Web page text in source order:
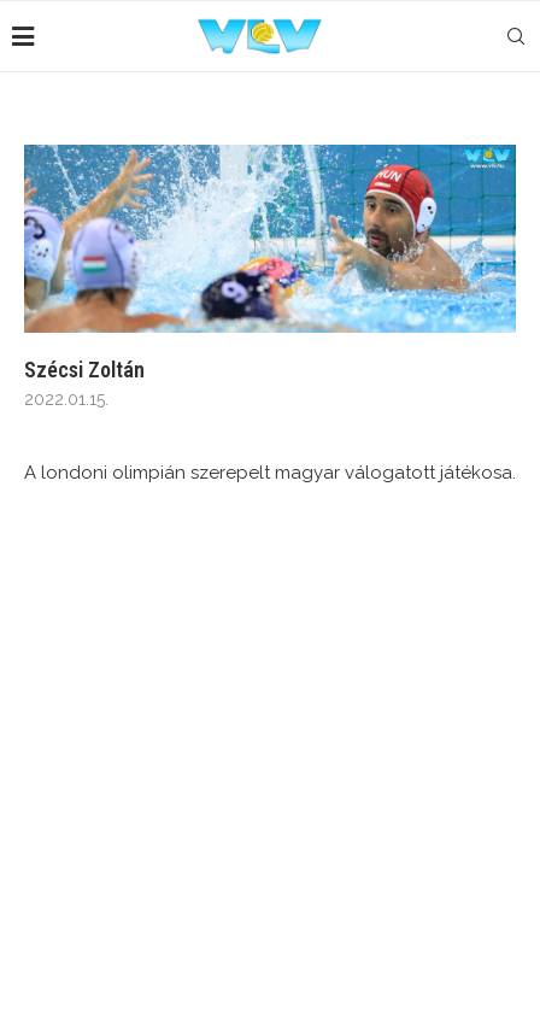
Szécsi Zoltán
2022.01.15.
A londoni olimpián szerepelt magyar válogatott játékosa.